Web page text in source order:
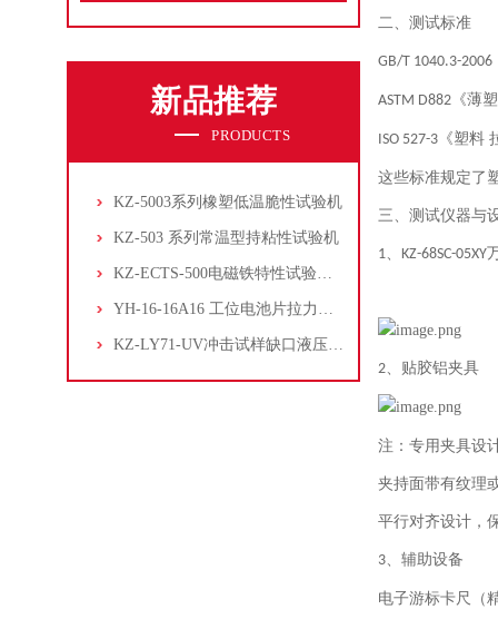
新品推荐
PRODUCTS
KZ-5003系列橡塑低温脆性试验机
KZ-503 系列常温型持粘性试验机
KZ-ECTS-500电磁铁特性试验系统
YH-16-16A16 工位电池片拉力试验机
KZ-LY71-UV冲击试样缺口液压拉床
二、测试标准
GB/T 1040.3-2006
ASTM D882《薄
ISO 527-3《塑料
这些标准规定了
三、测试仪器与
1、 KZ-68SC-05XY
2、 贴胶铝夹具
注： 专用夹具设
夹持面带有纹理
平行对齐设计，
3、 辅助设备
电子游标卡尺（